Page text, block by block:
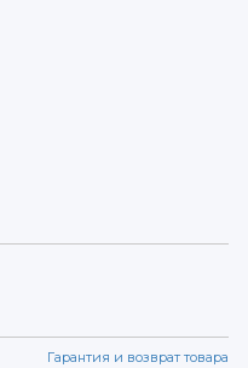
Гарантия и возврат товара